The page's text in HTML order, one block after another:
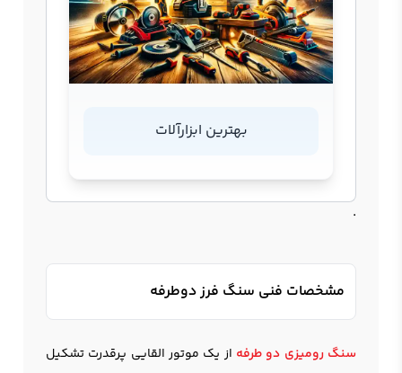
بهترین ابزارآلات
.
مشخصات فنی سنگ فرز دوطرفه
سنگ رومیزی دو طرفه از یک موتور القایی پرقدرت تشکیل